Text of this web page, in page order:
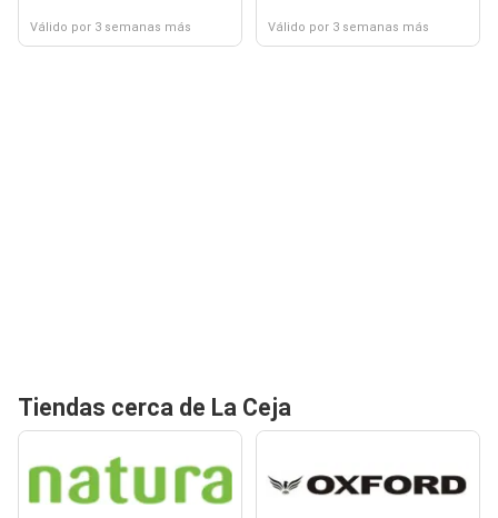
Válido por 3 semanas más Válido por 3 semanas más
Tiendas cerca de La Ceja